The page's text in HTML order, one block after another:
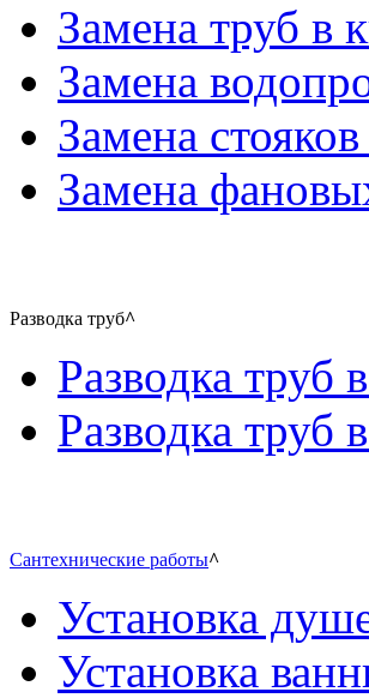
Замена труб в
Замена
Замена
Замена
Разводка труб^
Разводка труб
Разводка труб
Сантехнические работы^
Установка
Установка